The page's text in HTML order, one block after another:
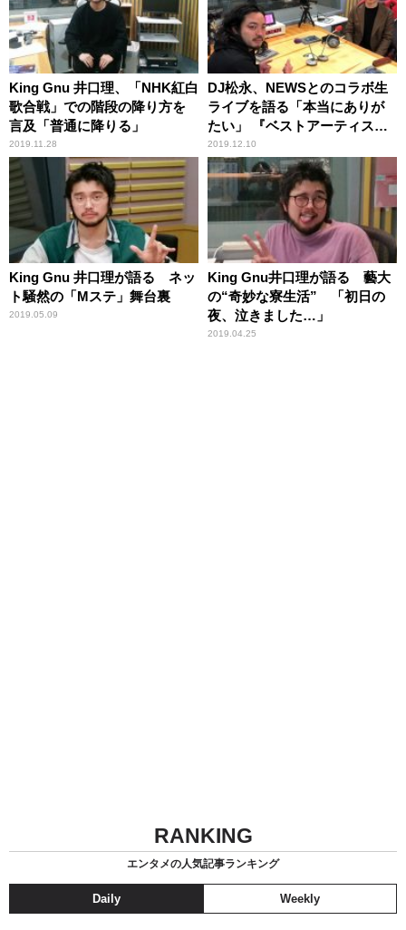
King Gnu 井口理、「NHK紅白
歌合戦」での階段の降り方を
言及「普通に降りる」
2019.11.28
DJ松永、NEWSとのコラボ生
ライブを語る「本当にありが
たい」 『ベストアーティスト
2019』舞台裏
2019.12.10
King Gnu 井口理が語る ネッ
ト騒然の「Mステ」舞台裏
2019.05.09
King Gnu井口理が語る 藝大
の“奇妙な寮生活” 「初日の
夜、泣きました…」
2019.04.25
RANKING
エンタメの人気記事ランキング
Daily Weekly